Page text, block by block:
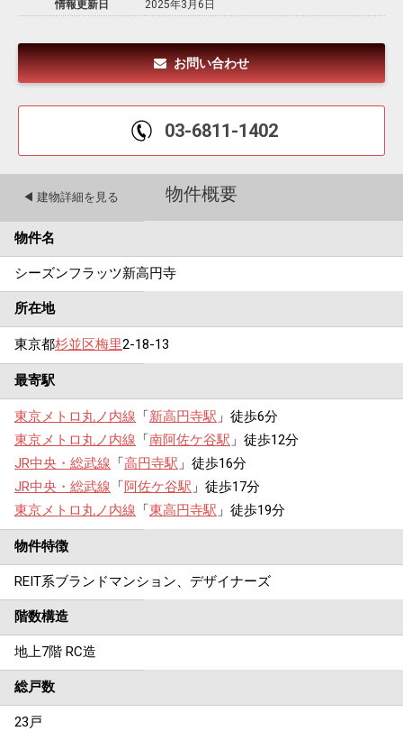
情報更新日
2025年3月6日
お問い合わせ
03-6811-1402
物件概要
◀︎ 建物詳細を見る
物件名
シーズンフラッツ新高円寺
所在地
東京都杉並区梅里2-18-13
最寄駅
東京メトロ丸ノ内線 「新高円寺駅 」徒歩6分
東京メトロ丸ノ内線 「南阿佐ケ谷駅 」徒歩12分
JR中央・総武線 「高円寺駅 」徒歩16分
JR中央・総武線 「阿佐ケ谷駅 」徒歩17分
東京メトロ丸ノ内線 「東高円寺駅 」徒歩19分
物件特徴
REIT系ブランドマンション、デザイナーズ
階数構造
地上7階 RC造
総戸数
23戸